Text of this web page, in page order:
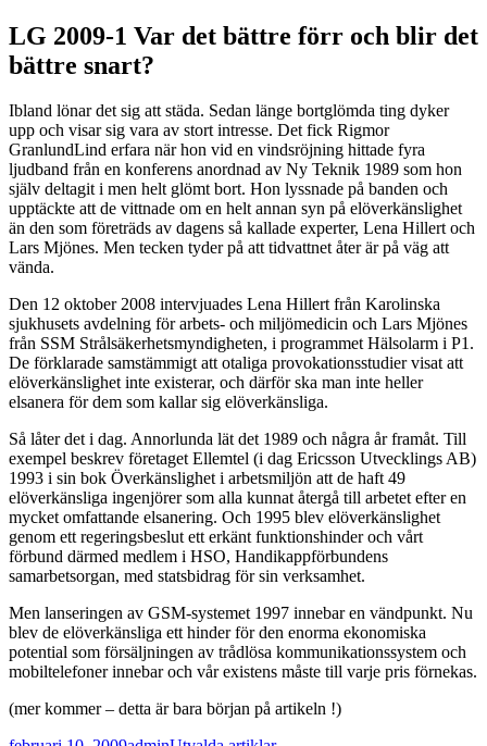
LG 2009-1 Var det bättre förr och blir det
bättre snart?
Ibland lönar det sig att städa. Sedan länge bortglömda ting dyker
upp och visar sig vara av stort intresse. Det fick Rigmor
GranlundLind erfara när hon vid en vindsröjning hittade fyra
ljudband från en konferens anordnad av Ny Teknik 1989 som hon
själv deltagit i men helt glömt bort. Hon lyssnade på banden och
upptäckte att de vittnade om en helt annan syn på elöverkänslighet
än den som företräds av dagens så kallade experter, Lena Hillert och
Lars Mjönes. Men tecken tyder på att tidvattnet åter är på väg att
vända.
Den 12 oktober 2008 intervjuades Lena Hillert från Karolinska
sjukhusets avdelning för arbets- och miljömedicin och Lars Mjönes
från SSM Strålsäkerhetsmyndigheten, i programmet Hälsolarm i P1.
De förklarade samstämmigt att otaliga provokationsstudier visat att
elöverkänslighet inte existerar, och därför ska man inte heller
elsanera för dem som kallar sig elöverkänsliga.
Så låter det i dag. Annorlunda lät det 1989 och några år framåt. Till
exempel beskrev företaget Ellemtel (i dag Ericsson Utvecklings AB)
1993 i sin bok Överkänslighet i arbetsmiljön att de haft 49
elöverkänsliga ingenjörer som alla kunnat återgå till arbetet efter en
mycket omfattande elsanering. Och 1995 blev elöverkänslighet
genom ett regeringsbeslut ett erkänt funktionshinder och vårt
förbund därmed medlem i HSO, Handikappförbundens
samarbetsorgan, med statsbidrag för sin verksamhet.
Men lanseringen av GSM-systemet 1997 innebar en vändpunkt. Nu
blev de elöverkänsliga ett hinder för den enorma ekonomiska
potential som försäljningen av trådlösa kommunikationssystem och
mobiltelefoner innebar och vår existens måste till varje pris förnekas.
(mer kommer – detta är bara början på artikeln !)